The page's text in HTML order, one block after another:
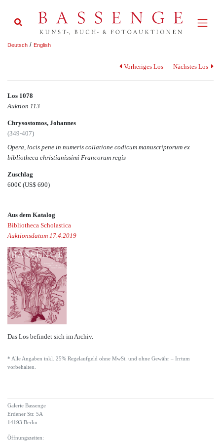
Deutsch / English
Vorheriges Los Nächstes Los
Los 1078
Auktion 113
Chrysostomos, Johannes
(349-407)
Opera, locis pene in numeris collatione codicum manuscriptorum ex
bibliotheca christianissimi Francorum regis
Zuschlag
600€ (US$ 690)
Aus dem Katalog
Bibliotheca Scholastica
Auktionsdatum 17.4.2019
Das Los befindet sich im Archiv.
* Alle Angaben inkl. 25% Regelaufgeld ohne MwSt. und ohne Gewähr – Irrtum
vorbehalten.
Galerie Bassenge
Erdener Str. 5A
14193 Berlin
Öffnungszeiten: